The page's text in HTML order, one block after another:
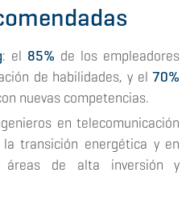
: el 85% de los empleadores
de habilidades, y el70%
nuevas competencias.
en telecomunicación
transición energética y en
áreas de alta inversión y